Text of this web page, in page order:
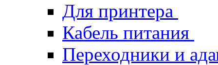
Для принтера
Кабель питания
Переходники и